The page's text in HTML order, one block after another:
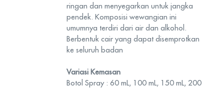
ringan dan menyegarkan untuk jangka
pendek. Komposisi wewangian ini
umumnya terdiri dari air dan alkohol.
Berbentuk cair yang dapat disemprotkan
ke seluruh badan
Variasi Kemasan
Botol Spray : 60 mL, 100 mL, 150 mL, 200